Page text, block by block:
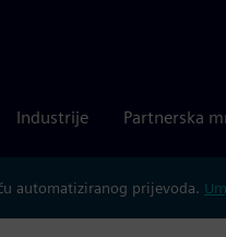
Industrije Partnerska
automatiziranog prijevoda.